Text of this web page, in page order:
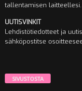
tallentamisen laitteellesi.
UUTISVINKIT
Lehdistötiedotteet ja
sähköpostitse
SIVUSTOSTA